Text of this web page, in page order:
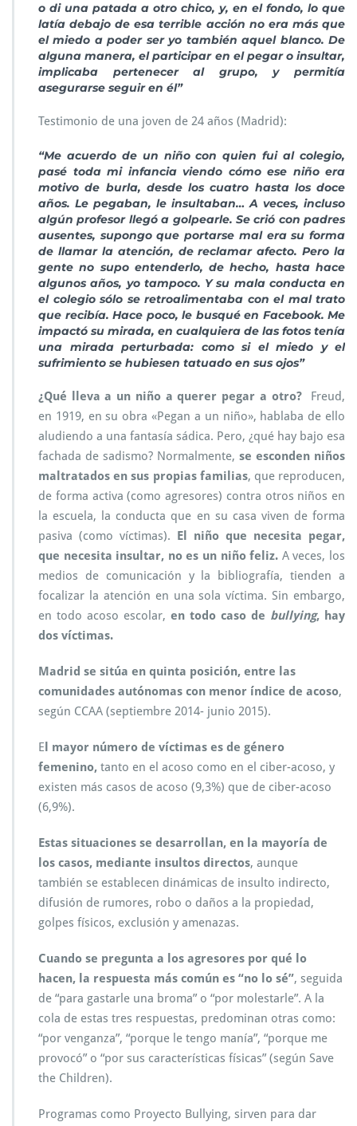
o di una patada a otro chico, y, en el fondo, lo que
latía debajo de esa terrible acción no era más que
el miedo a poder ser yo también aquel blanco. De
alguna manera, el participar en el pegar o insultar,
implicaba pertenecer al grupo, y permitía
asegurarse seguir en él”
Testimonio de una joven de 24 años (Madrid):
“Me acuerdo de un niño con quien fui al colegio,
pasé toda mi infancia viendo cómo ese niño era
motivo de burla, desde los cuatro hasta los doce
años. Le pegaban, le insultaban… A veces, incluso
algún profesor llegó a golpearle. Se crió con padres
ausentes, supongo que portarse mal era su forma
de llamar la atención, de reclamar afecto. Pero la
gente no supo entenderlo, de hecho, hasta hace
algunos años, yo tampoco. Y su mala conducta en
el colegio sólo se retroalimentaba con el mal trato
que recibía. Hace poco, le busqué en Facebook. Me
impactó su mirada, en cualquiera de las fotos tenía
una mirada perturbada: como si el miedo y el
sufrimiento se hubiesen tatuado en sus ojos”
¿Qué lleva a un niño a querer pegar a otro?Freud,
en 1919, en su obra «Pegan a un niño», hablaba de ello
aludiendo a una fantasía sádica. Pero, ¿qué hay bajo esa
fachada de sadismo? Normalmente, se esconden niños
maltratados en sus propias familias, que reproducen,
de forma activa (como agresores) contra otros niños en
la escuela, la conducta que en su casa viven de forma
pasiva (como víctimas). El niño que necesita pegar,
que necesita insultar, no es un niño feliz. A veces, los
medios de comunicación y la bibliografía, tienden a
focalizar la atención en una sola víctima. Sin embargo,
en todo acoso escolar, en todo caso de bullying, hay
dos víctimas.
Madrid se sitúa en quinta posición, entre las
comunidades autónomas con menor índice de acoso,
según CCAA (septiembre 2014- junio 2015).
E l mayor número de víctimas es de género
femenino, tanto en el acoso como en el ciber-acoso, y
existen más casos de acoso (9,3%) que de ciber-acoso
(6,9%).
Estas situaciones se desarrollan, en la mayoría de
los casos, mediante insultos directos, aunque
también se establecen dinámicas de insulto indirecto,
difusión de rumores, robo o daños a la propiedad,
golpes físicos, exclusión y amenazas.
Cuando se pregunta a los agresores por qué lo
hacen, la respuesta más común es “no lo sé”, seguida
de “para gastarle una broma” o “por molestarle”. A la
cola de estas tres respuestas, predominan otras como:
“por venganza”, “porque le tengo manía”, “porque me
provocó” o “por sus características físicas” (según Save
the Children).
Programas como Proyecto Bullying, sirven para dar